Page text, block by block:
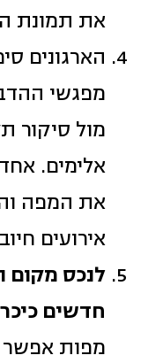
את תמונת
הארגונים
מפגשי
מול סיקור
אלימים.
את המפה
אירועים
לנכס מקום
חדשים
מפות